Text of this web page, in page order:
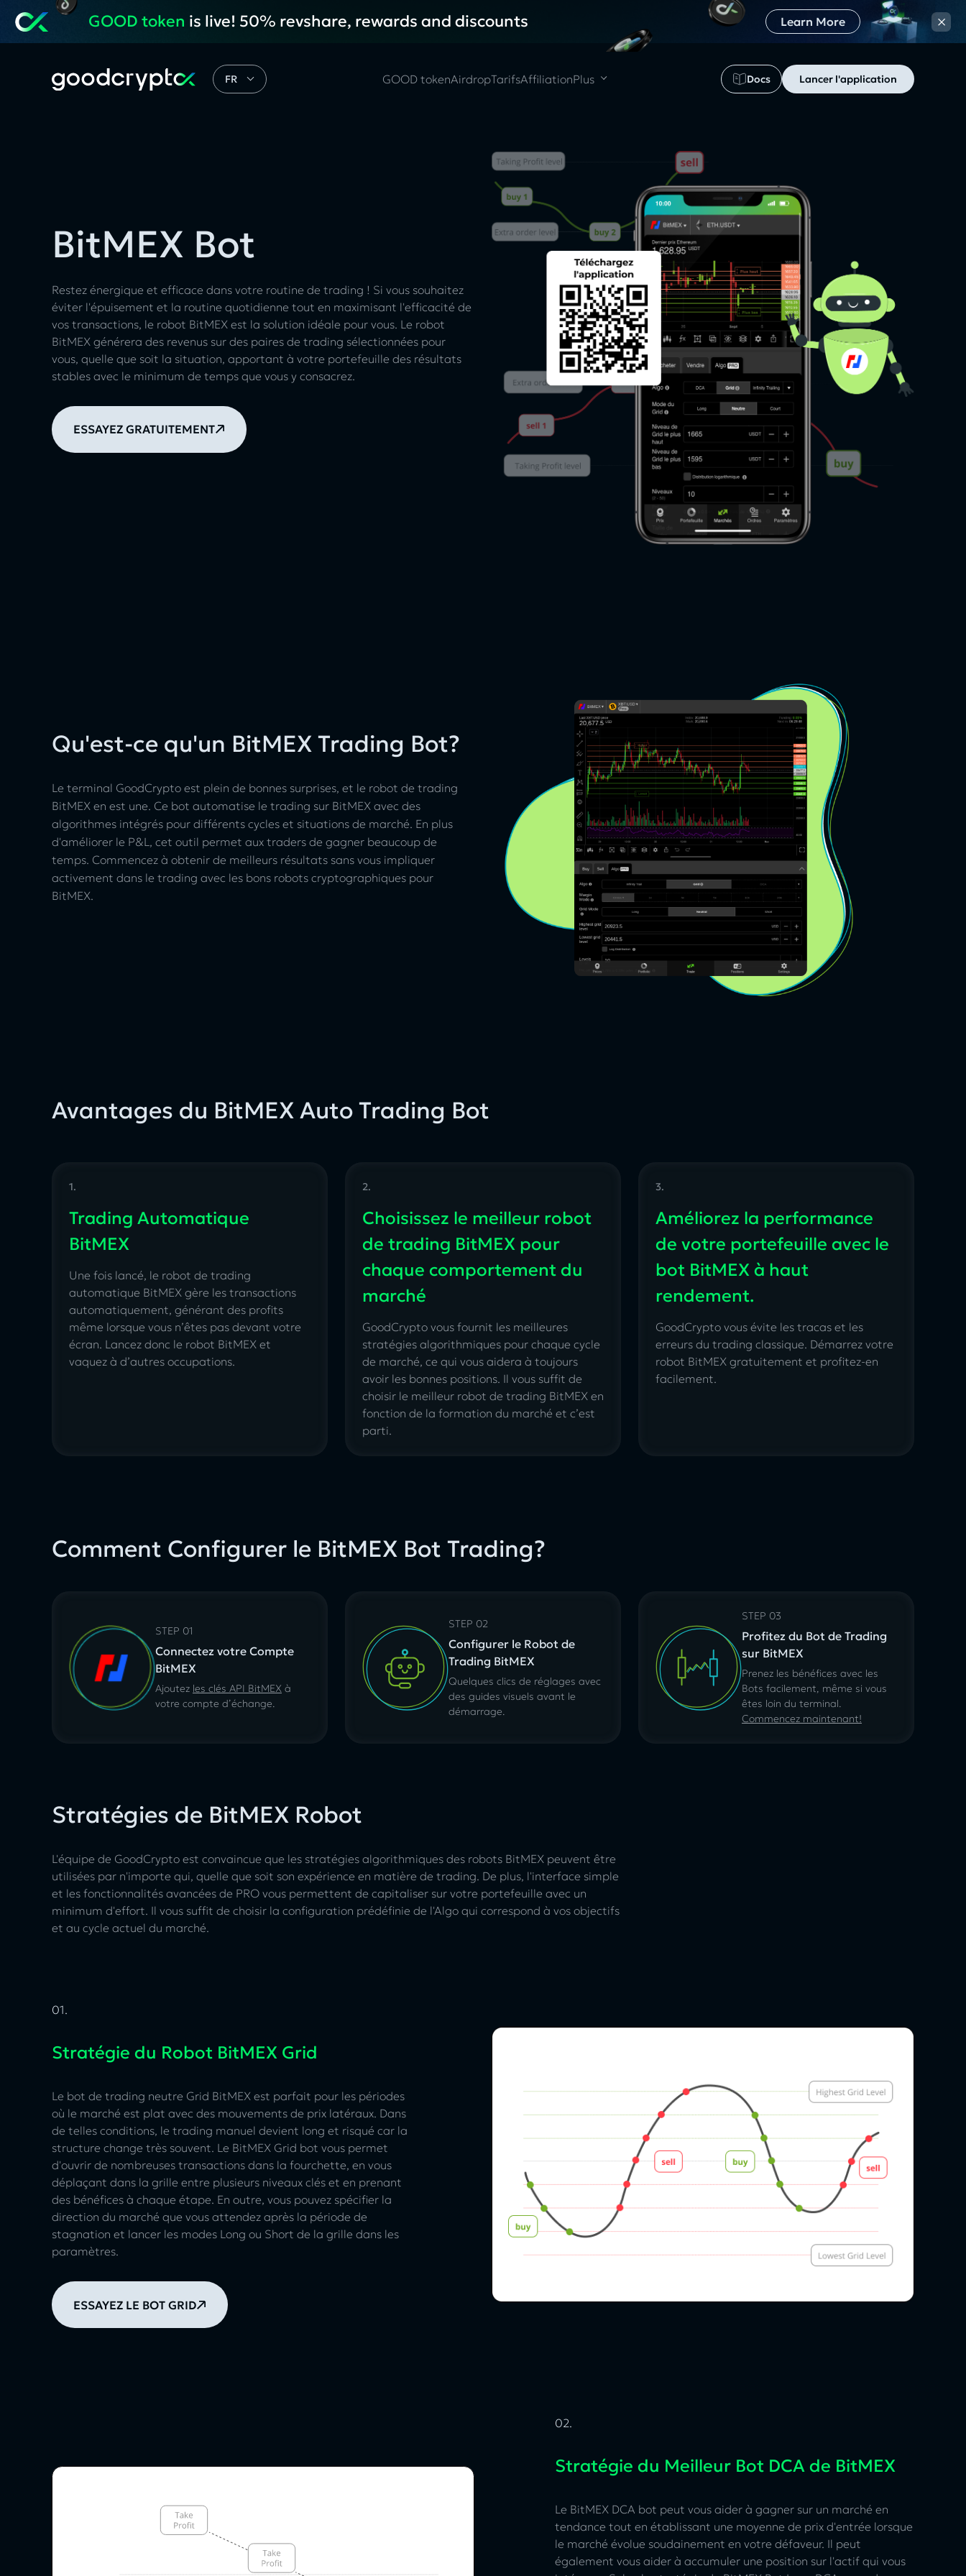
GOOD token is live! 50% revshare, rewards and discounts Learn More ×
FR GOOD tokenAirdropTarifsAffiliationPlus Docs Lancer l'application
BitMEX Bot
Restez énergique et efficace dans votre routine de trading ! Si vous souhaitez
éviter l'épuisement et la routine quotidienne tout en maximisant l'efficacité de
vos transactions, le robot BitMEX est la solution idéale pour vous. Le robot
BitMEX générera des revenus sur des paires de trading sélectionnées pour
vous, quelle que soit la situation, apportant à votre portefeuille des résultats
stables avec le minimum de temps que vous y consacrez.
ESSAYEZ GRATUITEMENT
Qu'est-ce qu'un BitMEX Trading Bot?
Le terminal GoodCrypto est plein de bonnes surprises, et le robot de trading
BitMEX en est une. Ce bot automatise le trading sur BitMEX avec des
algorithmes intégrés pour différents cycles et situations de marché. En plus
d'améliorer le P&L, cet outil permet aux traders de gagner beaucoup de
temps. Commencez à obtenir de meilleurs résultats sans vous impliquer
activement dans le trading avec les bons robots cryptographiques pour
BitMEX.
Avantages du BitMEX Auto Trading Bot
1.
Trading Automatique
BitMEX
Une fois lancé, le robot de trading
automatique BitMEX gère les transactions
automatiquement, générant des profits
même lorsque vous n’êtes pas devant votre
écran. Lancez donc le robot BitMEX et
vaquez à d’autres occupations.
2.
Choisissez le meilleur robot
de trading BitMEX pour
chaque comportement du
marché
GoodCrypto vous fournit les meilleures
stratégies algorithmiques pour chaque cycle
de marché, ce qui vous aidera à toujours
avoir les bonnes positions. Il vous suffit de
choisir le meilleur robot de trading BitMEX en
fonction de la formation du marché et c’est
parti.
3.
Améliorez la performance
de votre portefeuille avec le
bot BitMEX à haut
rendement.
GoodCrypto vous évite les tracas et les
erreurs du trading classique. Démarrez votre
robot BitMEX gratuitement et profitez-en
facilement.
Comment Configurer le BitMEX Bot Trading?
STEP 01
Connectez votre Compte
BitMEX
Ajoutez les clés API BitMEX à
votre compte d’échange.
STEP 02
Configurer le Robot de
Trading BitMEX
Quelques clics de réglages avec
des guides visuels avant le
démarrage.
STEP 03
Profitez du Bot de Trading
sur BitMEX
Prenez les bénéfices avec les
Bots facilement, même si vous
êtes loin du terminal.
Commencez maintenant!
Stratégies de BitMEX Robot
L'équipe de GoodCrypto est convaincue que les stratégies algorithmiques des robots BitMEX peuvent être
utilisées par n'importe qui, quelle que soit son expérience en matière de trading. De plus, l'interface simple
et les fonctionnalités avancées de PRO vous permettent de capitaliser sur votre portefeuille avec un
minimum d'effort. Il vous suffit de choisir la configuration prédéfinie de l'Algo qui correspond à vos objectifs
et au cycle actuel du marché.
01.
Stratégie du Robot BitMEX Grid
Le bot de trading neutre Grid BitMEX est parfait pour les périodes
où le marché est plat avec des mouvements de prix latéraux. Dans
de telles conditions, le trading manuel devient long et risqué car la
structure change très souvent. Le BitMEX Grid bot vous permet
d'ouvrir de nombreuses transactions dans la fourchette, en vous
déplaçant dans la grille entre plusieurs niveaux clés et en prenant
des bénéfices à chaque étape. En outre, vous pouvez spécifier la
direction du marché que vous attendez après la période de
stagnation et lancer les modes Long ou Short de la grille dans les
paramètres.
ESSAYEZ LE BOT GRID
02.
Stratégie du Meilleur Bot DCA de BitMEX
Le BitMEX DCA bot peut vous aider à gagner sur un marché en
tendance tout en établissant une moyenne de prix d'entrée lorsque
le marché évolue soudainement en votre défaveur. Il peut
également vous aider à accumuler une position sur l'actif qui vous